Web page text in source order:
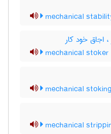
mechanical
اجاق خود کار
mechanical stoker
mechanical stoking
mechanical